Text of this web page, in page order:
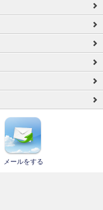
メールをする